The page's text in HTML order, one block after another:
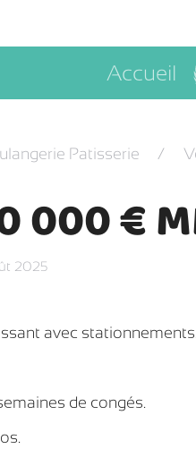
Accueil
Patisserie
000 €
2025
avec
de congés.